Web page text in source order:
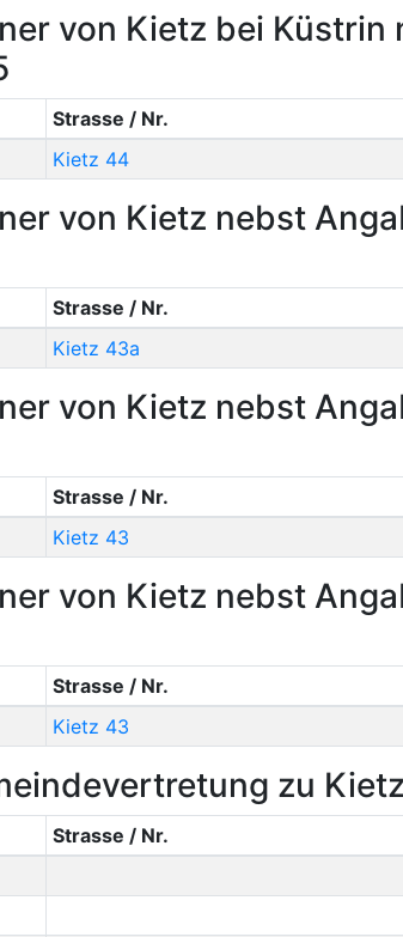
von Kietz bei
Strasse / Nr.
Kietz 44
von Kietz nebst
Strasse / Nr.
Kietz 43a
von Kietz nebst
Strasse / Nr.
Kietz 43
von Kietz nebst
Strasse / Nr.
Kietz 43
zu
Strasse / Nr.